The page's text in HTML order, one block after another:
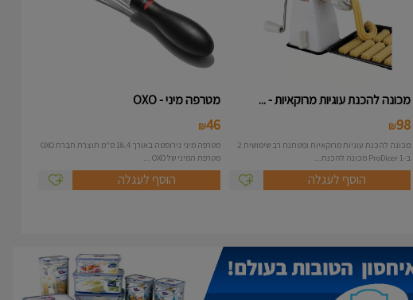
מכונה להכנת עוגיות מרוקאיות - ...
98
₪
מכונה להכנת עוגיות מרוקאיות ומטחנת רב שימושית 2
ב-1 ProDicer מכונה להכנת...
הוסף לעגלה
מטרפה מיני - OXO
46
₪
מטרפה מיני נירוסטה באורך 18.4 ס"מ תוצרת חברת OXO
מטרפת המיני של OXO ...
הוסף לעגלה